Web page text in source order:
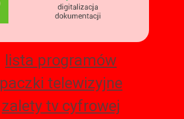
lista programów
paczki telewizyjne
zalety tv cyfrowej